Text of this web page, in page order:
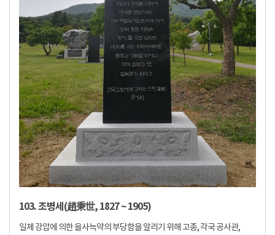
103. 조병세(趙秉世, 1827 ~ 1905)
일제 강압에 의한 을사늑약의 부당함을 알리기 위해 고종, 각국 공사관,